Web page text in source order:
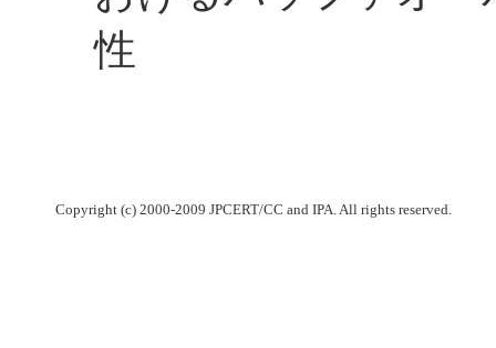
性
Copyright (c) 2000-2009 JPCERT/CC and IPA. All rights reserved.